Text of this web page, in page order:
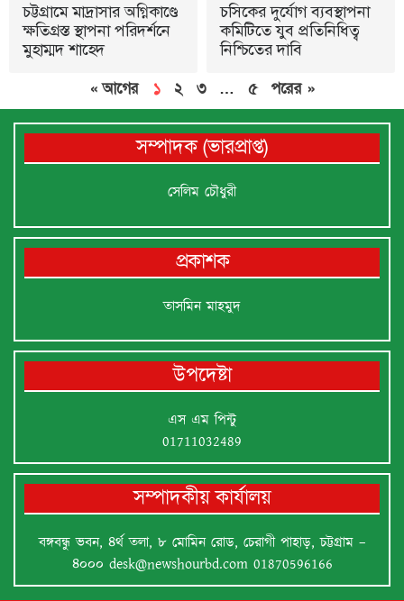
চট্টগ্রামে মাদ্রাসার অগ্নিকাণ্ডে
ক্ষতিগ্রস্ত স্থাপনা পরিদর্শনে
মুহাম্মদ শাহেদ
চসিকের দুর্যোগ ব্যবস্থাপনা
কমিটিতে যুব প্রতিনিধিত্ব
নিশ্চিতের দাবি
« আগের ১ ২ ৩ … ৫ পরের »
সম্পাদক (ভারপ্রাপ্ত)
সেলিম চৌধুরী
প্রকাশক
তাসমিন মাহমুদ
উপদেষ্টা
এস এম পিন্টু
01711032489
সম্পাদকীয় কার্যালয়
বঙ্গবন্ধু ভবন, ৪র্থ তলা, ৮ মোমিন রোড, চেরাগী পাহাড়, চট্টগ্রাম –
৪০০০ desk@newshourbd.com01870596166